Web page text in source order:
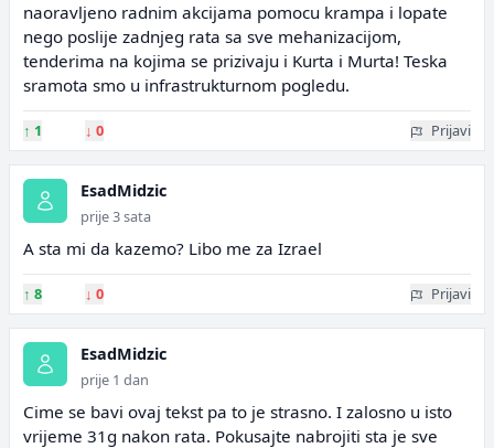
naoravljeno radnim akcijama pomocu krampa i lopate
nego poslije zadnjeg rata sa sve mehanizacijom,
tenderima na kojima se prizivaju i Kurta i Murta! Teska
sramota smo u infrastrukturnom pogledu.
↑ 1 ↓ 0 Prijavi
EsadMidzic
prije 3 sata
A sta mi da kazemo? Libo me za Izrael
↑ 8 ↓ 0 Prijavi
EsadMidzic
prije 1 dan
Cime se bavi ovaj tekst pa to je strasno. I zalosno u isto
vrijeme 31g nakon rata. Pokusajte nabrojiti sta je sve